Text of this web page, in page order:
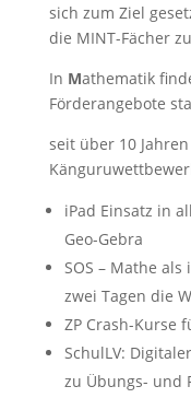
sich zum Ziel
die MINT-Fächer
In Mathematik
Förderangebote
seit über 10
iPad Einsatz in
Geo-Gebra
SOS – Mathe
zwei Tagen die
ZP Crash-Kurse
SchulLV:
zu Übungs- und